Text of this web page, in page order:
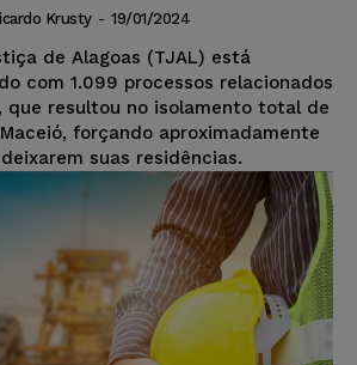
Krusty - 19/01/2024
de Alagoas (TJAL) está
com 1.099 processos relacionados
que resultou no isolamento total de
forçando aproximadamente
suas residências.